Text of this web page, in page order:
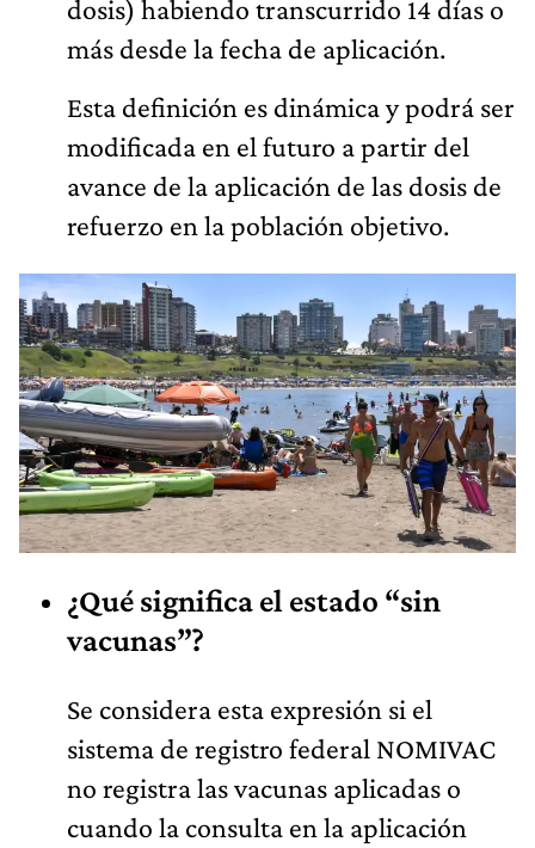
dosis) habiendo transcurrido 14 días o
más desde la fecha de aplicación.
Esta definición es dinámica y podrá ser
modificada en el futuro a partir del
avance de la aplicación de las dosis de
refuerzo en la población objetivo.
¿Qué significa el estado “sin
vacunas”?
Se considera esta expresión si el
sistema de registro federal NOMIVAC
no registra las vacunas aplicadas o
cuando la consulta en la aplicación